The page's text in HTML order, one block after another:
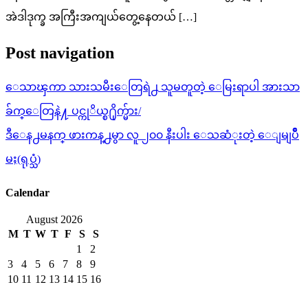
အဲဒါဒုက္ခ အကြီးအကျယ်တွေ့နေတယ် […]
Post navigation
ေသာၾကာ သားသမီးေတြရဲ႕ သူမတူတဲ့ ေမြးရာပါ အားသာ
ခ်က္ေတြနဲ႔ ပင္ကုိယ္စ႐ိုက္မ်ား/
ဒီေန႕မနက္ ဖားကန္႕မွာ လူ ၂၀၀ နီးပါး ေသဆံုးတဲ့ ေျမျပိဳ
မႈ(ရုပ္သံ)
Calendar
August 2026
M T W T F S
S
1
2
3
4 5 6 7 8
9
10 11 12 13 14 15 16